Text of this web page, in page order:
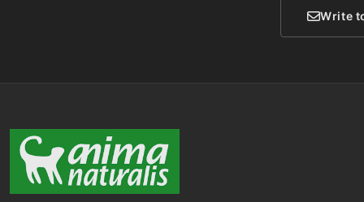
Write